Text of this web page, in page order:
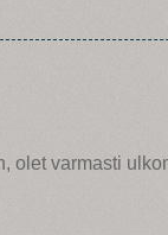
olet varmasti